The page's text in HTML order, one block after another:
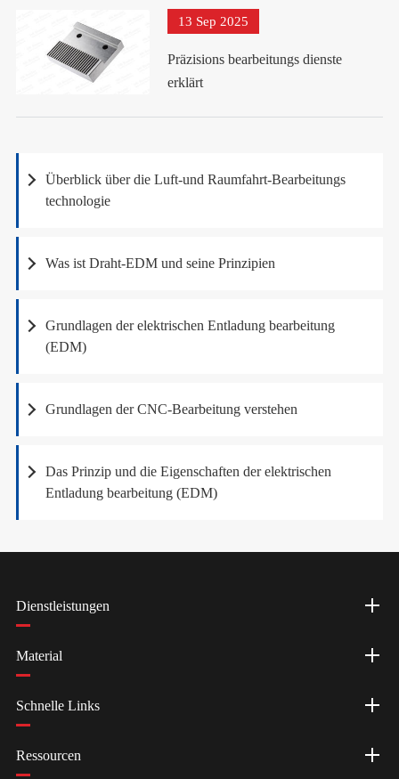
13 Sep 2025
Präzisions bearbeitungs dienste
erklärt
Überblick über die Luft-und Raumfahrt-Bearbeitungs
technologie
Was ist Draht-EDM und seine Prinzipien
Grundlagen der elektrischen Entladung bearbeitung
(EDM)
Grundlagen der CNC-Bearbeitung verstehen
Das Prinzip und die Eigenschaften der elektrischen
Entladung bearbeitung (EDM)
Dienstleistungen
Material
Schnelle Links
Ressourcen